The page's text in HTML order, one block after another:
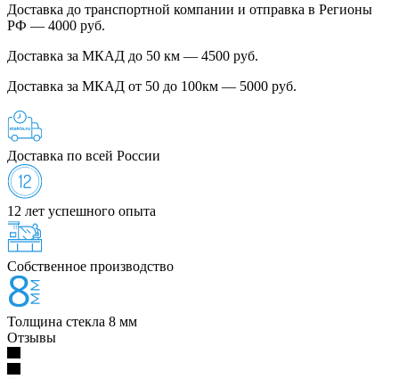
Доставка до транспортной компании и отправка в Регионы
РФ — 4000 руб.
Доставка за МКАД до 50 км — 4500 руб.
Доставка за МКАД от 50 до 100км — 5000 руб.
Доставка по всей России
12 лет успешного опыта
Собственное производство
Толщина стекла 8 мм
Отзывы